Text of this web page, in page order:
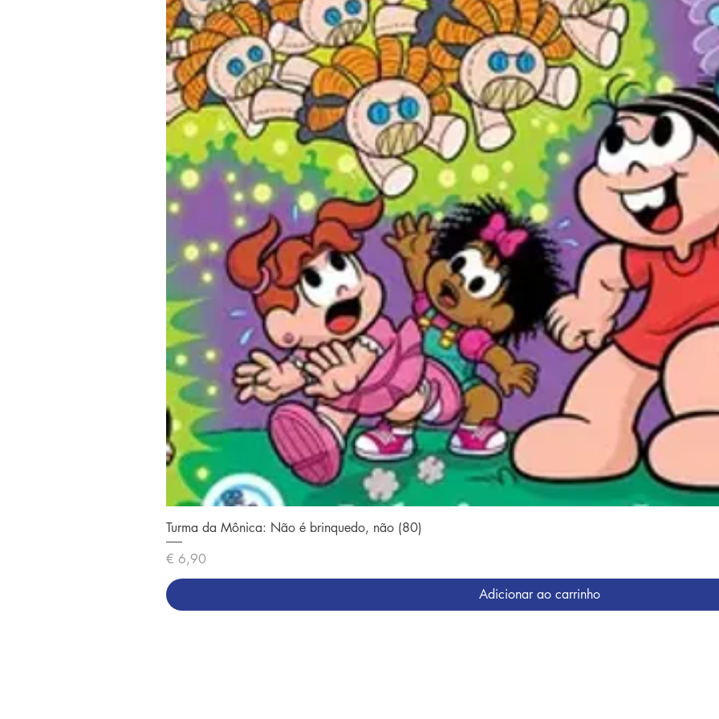
Turma da Mônica: Não é brinquedo, não (80)
Preço
€ 6,90
Adicionar ao carrinho